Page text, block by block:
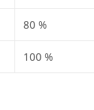
80 %
100 %